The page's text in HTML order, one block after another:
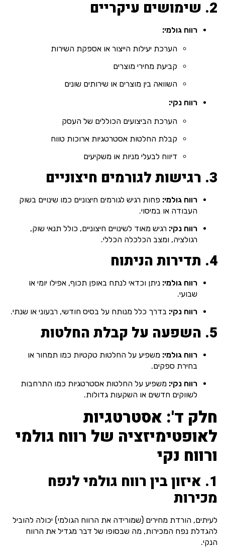
2. שימושים עיקריים
רווח גולמי:
הערכת יעילות הייצור או אספקת השירות
קביעת מחירי מוצרים
השוואה בין מוצרים או שירותים שונים
רווח נקי:
הערכת הביצועים הכוללים של העסק
קבלת החלטות אסטרטגיות ארוכות טווח
דיווח לבעלי מניות או משקיעים
3. רגישות לגורמים חיצוניים
רווח גולמי: פחות רגיש לגורמים חיצוניים כמו שינויים בשוק
העבודה או במיסוי.
רווח נקי: רגיש מאוד לשינויים חיצוניים, כולל תנאי שוק,
רגולציה, ומצב הכלכלה הכללי.
4. תדירות הניתוח
רווח גולמי: ניתן וכדאי לנתח באופן תכוף, אפילו יומי או
שבועי.
רווח נקי: בדרך כלל מנותח על בסיס חודשי, רבעוני או שנתי.
5. השפעה על קבלת החלטות
רווח גולמי: משפיע על החלטות טקטיות כמו תמחור או
בחירת ספקים.
רווח נקי: משפיע על החלטות אסטרטגיות כמו התרחבות
לשווקים חדשים או השקעות גדולות.
חלק ד': אסטרטגיות
לאופטימיזציה של רווח גולמי
ורווח נקי
1. איזון בין רווח גולמי לנפח
מכירות
לעיתים, הורדת מחירים (שמורידה את הרווח הגולמי) יכולה להוביל
להגדלת נפח המכירות, מה שבסופו של דבר מגדיל את הרווח
הנקי.